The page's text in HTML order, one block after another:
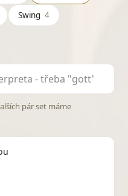
Swing 4
pár set máme